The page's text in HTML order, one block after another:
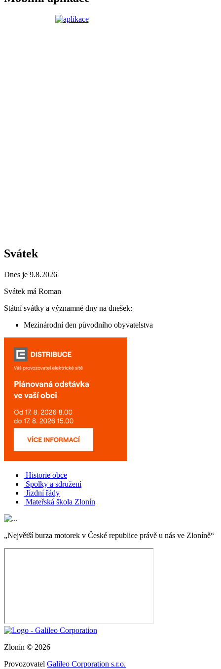
Svátek
Dnes je 9.8.2026
Svátek má Roman
Státní svátky a významné dny na dnešek:
Mezinárodní den původního obyvatelstva
Historie obce
Spolky a sdružení
Jízdní řády
Mateřská škola Zlonín
„Největší burza motorek v České republice právě u nás ve Zloníně“
Zlonín © 2026
Provozovatel Galileo Corporation s.r.o.